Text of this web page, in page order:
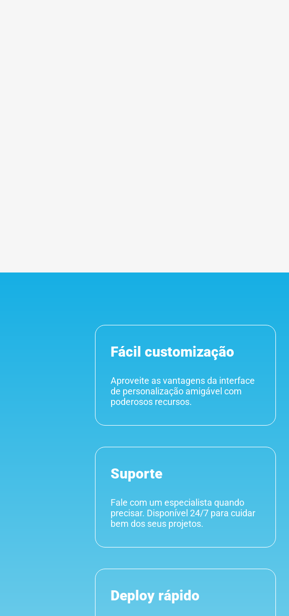
Fácil customização
Aproveite as vantagens da interface
de personalização amigável com
poderosos recursos.
Suporte
Fale com um especialista quando
precisar. Disponível 24/7 para cuidar
bem dos seus projetos.
Deploy rápido